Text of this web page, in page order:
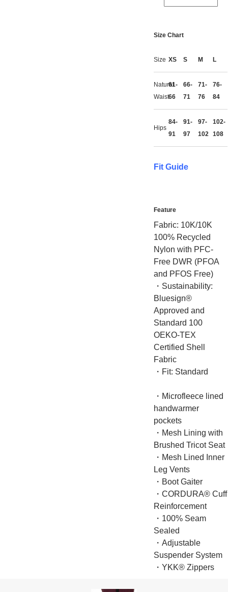
Size Chart
Size XS S M L
Natural
Waist
61-
66
66-
71
71-
76
76-
84
Hips
84-
91
91-
97
97-
102
102-
108
Fit Guide
Feature
Fabric: 10K/10K
100% Recycled
Nylon with PFC-
Free DWR (PFOA
and PFOS Free)
・Sustainability:
Bluesign®
Approved and
Standard 100
OEKO-TEX
Certified Shell
Fabric
・Fit: Standard
・Microfleece lined
handwarmer
pockets
・Mesh Lining with
Brushed Tricot Seat
・Mesh Lined Inner
Leg Vents
・Boot Gaiter
・CORDURA® Cuff
Reinforcement
・100% Seam
Sealed
・Adjustable
Suspender System
・YKK® Zippers